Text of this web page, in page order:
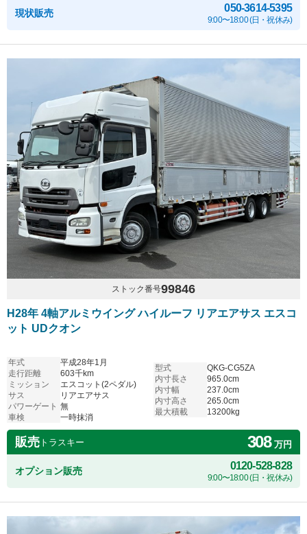
現状販売 050-3614-5395
9:00〜18:00 (日・祝休み)
ストック番号99846
H28年 4軸アルミウイング ハイルーフ リアエアサス エスコ
ット UDクオン
年式
平成28年1月
走行距離
603千km
ミッション
エスコット(2ペダル)
サス
リアエアサス
パワーゲート 無
車検
一時抹消
型式
QKG-CG5ZA
内寸長さ
965.0cm
内寸幅
237.0cm
内寸高さ
265.0cm
最大積載
13200kg
販売 トラスキー 308万円
オプション販売 0120-528-828
9:00〜18:00 (日・祝休み)